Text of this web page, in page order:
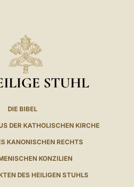
STUHL
DIE BIBEL
DER KATHOLISCHEN KIRCHE
KANONISCHEN RECHTS
KONZILIEN
DES HEILIGEN STUHLS